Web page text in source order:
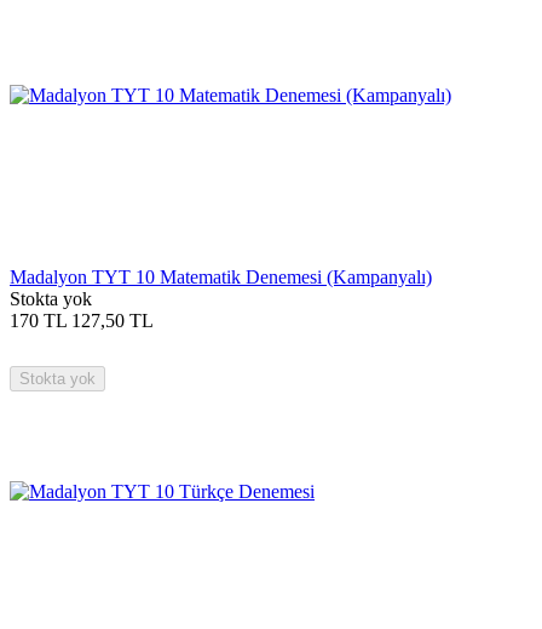
Madalyon TYT 10 Matematik Denemesi (Kampanyalı)
Stokta yok
170 TL 127,50 TL
Stokta yok